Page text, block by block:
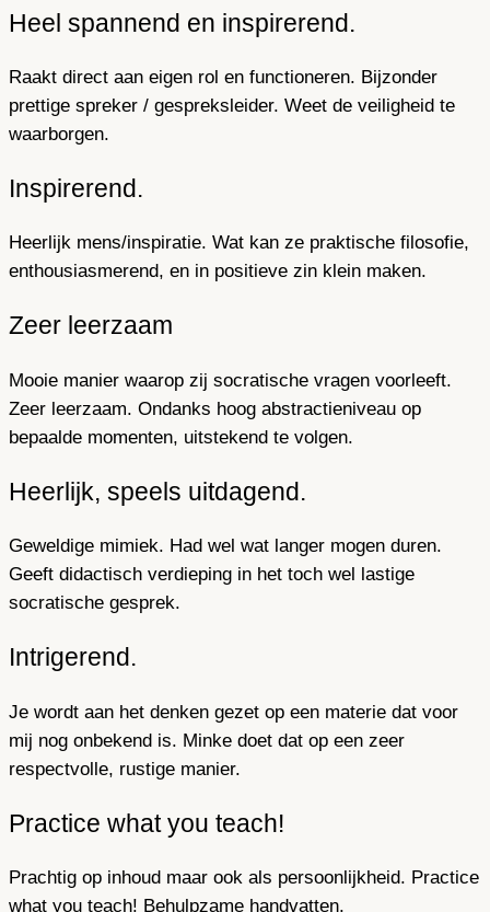
Heel spannend en inspirerend.
Raakt direct aan eigen rol en functioneren. Bijzonder
prettige spreker / gespreksleider. Weet de veiligheid te
waarborgen.
Inspirerend.
Heerlijk mens/inspiratie. Wat kan ze praktische filosofie,
enthousiasmerend, en in positieve zin klein maken.
Zeer leerzaam
Mooie manier waarop zij socratische vragen voorleeft.
Zeer leerzaam. Ondanks hoog abstractieniveau op
bepaalde momenten, uitstekend te volgen.
Heerlijk, speels uitdagend.
Geweldige mimiek. Had wel wat langer mogen duren.
Geeft didactisch verdieping in het toch wel lastige
socratische gesprek.
Intrigerend.
Je wordt aan het denken gezet op een materie dat voor
mij nog onbekend is. Minke doet dat op een zeer
respectvolle, rustige manier.
Practice what you teach!
Prachtig op inhoud maar ook als persoonlijkheid. Practice
what you teach! Behulpzame handvatten.